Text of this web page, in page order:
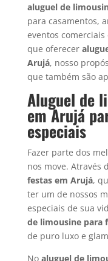
aluguel de
para casamentos,
eventos
que oferecer
Arujá, nosso
que também são
Aluguel de
em Arujá
especiais
Fazer parte dos
nos move. Através
festas em Arujá,
ter um de nossos
especiais de sua
de limousine para
de puro luxo e
No aluguel de